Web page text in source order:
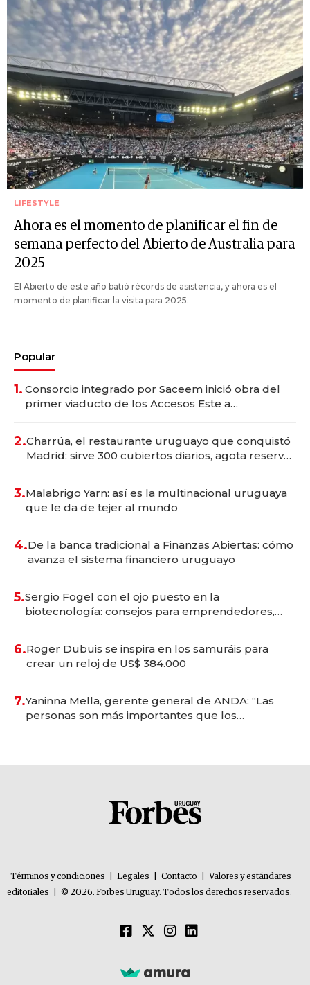
LIFESTYLE
Ahora es el momento de planificar el fin de
semana perfecto del Abierto de Australia para
2025
El Abierto de este año batió récords de asistencia, y ahora es el
momento de planificar la visita para 2025.
Popular
1. Consorcio integrado por Saceem inició obra del
primer viaducto de los Accesos Este a
2.Charrúa, el restaurante uruguayo que conquistó
Madrid: sirve 300 cubiertos diarios, agota reservas
3.Malabrigo Yarn: así es la multinacional uruguaya
que le da de tejer al mundo
4.De la banca tradicional a Finanzas Abiertas: cómo
avanza el sistema financiero uruguayo
5.Sergio Fogel con el ojo puesto en la
biotecnología: consejos para emprendedores,
6.Roger Dubuis se inspira en los samuráis para
crear un reloj de US$ 384.000
7.Yaninna Mella, gerente general de ANDA: “Las
personas son más importantes que los
Términos y condiciones Legales Contacto
Valores y estándares
editoriales
© 2026. Forbes Uruguay. Todos los derechos reservados.